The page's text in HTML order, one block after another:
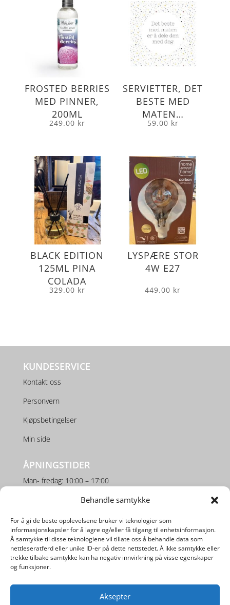
Behandle samtykke
For å gi de beste opplevelsene bruker vi teknologier som
informasjonskapsler for å lagre og/eller få tilgang til enhetsinformasjon.
Å samtykke til disse teknologiene vil tillate oss å behandle data som
nettleseratferd eller unike ID-er på dette nettstedet. Å ikke samtykke eller
trekke tilbake samtykke kan ha negativ innvirkning på visse egenskaper
og funksjoner.
Aksepter
FROSTED BERRIES
MED PINNER,
200ML
249.00 kr
SERVIETTER, DET
BESTE MED
MATEN…
59.00 kr
BLACK EDITION
125ML PINA
COLADA
329.00 kr
LYSPÆRE STOR
4W E27
449.00 kr
KUNDESERVICE
Kontakt oss
Personvern
Kjøpsbetingelser
Min side
ÅPNINGSTIDER
Man- fredag: 10:00 – 17:00
Lørdag: 10:00 – 16:00
SOSIALE MEDIER